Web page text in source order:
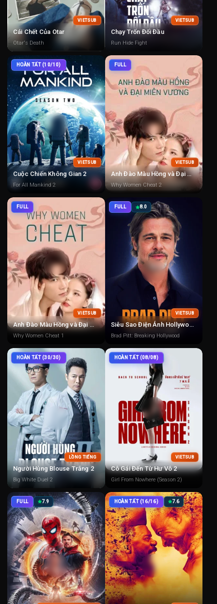
VIETSUB
Cái Chết Của Otar
Otar's Death
VIETSUB
Chạy Trốn Đối Đầu
Run Hide Fight
HOÀN TẤT (10/10)
VIETSUB
Cuộc Chiến Không Gian 2
For All Mankind 2
FULL
VIETSUB
Anh Đào Màu Hồng và Đại Miên Vương 2
Why Women Cheat 2
FULL
VIETSUB
Anh Đào Màu Hồng và Đại Miên Vương 1
Why Women Cheat 1
FULL 8.0
VIETSUB
Siêu Sao Điện Ảnh Hollywood
Brad Pitt: Breaking Hollywood
HOÀN TẤT (30/30)
LỒNG TIẾNG
Người Hùng Blouse Trắng 2
Big White Duel 2
HOÀN TẤT (08/08)
VIETSUB
Cô Gái Đến Từ Hư Vô 2
Girl From Nowhere (Season 2)
FULL 7.9 HOÀN TẤT (16/16) 7.6